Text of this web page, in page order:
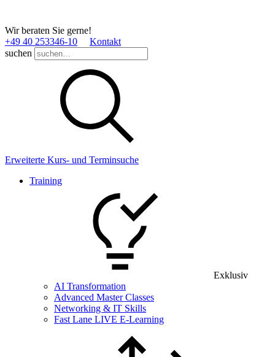
Wir beraten Sie gerne!
+49 40 253346­-10
Kontakt
suchen
Erweiterte Kurs- und Terminsuche
Training
Exklusiv
AI Transformation
Advanced Master Classes
Networking & IT Skills
Fast Lane LIVE E-Learning